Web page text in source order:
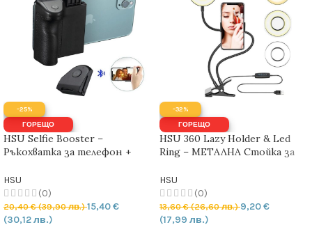
-25%
ГОРЕЩО
HSU Selfie Booster –
Ръкохватка за телефон +
HSU
(0)
20,40€(39,90 лв.)15,40€
(30,12 лв.)
-32%
ГОРЕЩО
HSU 360 Lazy Holder & Led
Ring – МЕТАЛНА Стойка за
HSU
(0)
13,60€(26,60 лв.)9,20€
(17,99 лв.)